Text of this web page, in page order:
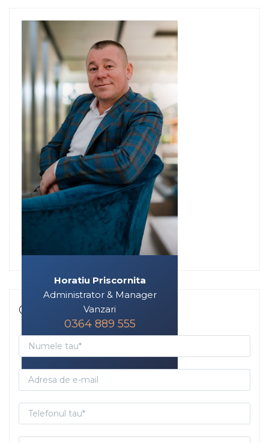
Horatiu Priscornita
Administrator & Manager
Vanzari
0364 889 555
horatiu@phtimob.ro
Contacteaza-ma